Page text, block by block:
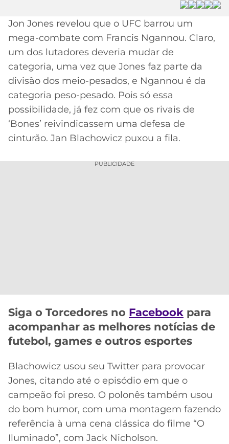
CÓDIGO
DE
INDICAÇÃO
BET365
CÓDIGO
BETANO
MELHORES
APPS
CORINTHIANS
SÃO
PAULO
SANTOS
FLAMENGO
ATLÉTICO
MG
CRUZEIRO
LIBERTADORES
COPA
DO
BRASIL
PREMIER
COPA
MERCADO
DA
BOLA
PALPITES
Jon Jones revelou que o UFC barrou um
mega-combate com Francis Ngannou. Claro,
um dos lutadores deveria mudar de
categoria, uma vez que Jones faz parte da
divisão dos meio-pesados, e Ngannou é da
categoria peso-pesado. Pois só essa
possibilidade, já fez com que os rivais de
‘Bones’ reivindicassem uma defesa de
cinturão. Jan Blachowicz puxou a fila.
PUBLICIDADE
Siga o Torcedores no Facebook para
acompanhar as melhores notícias de
futebol, games e outros esportes
Blachowicz usou seu Twitter para provocar
Jones, citando até o episódio em que o
campeão foi preso. O polonês também usou
do bom humor, com uma montagem fazendo
referência à uma cena clássica do filme “O
Iluminado”, com Jack Nicholson.